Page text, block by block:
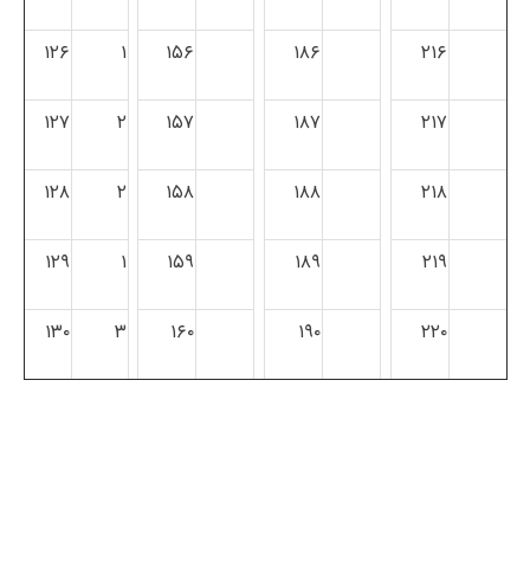
۲۱۶ ۱۸۶ ۱۵۶ ۱ ۱۲۶
۲۱۷ ۱۸۷ ۱۵۷ ۲ ۱۲۷
۲۱۸ ۱۸۸ ۱۵۸ ۲ ۱۲۸
۲۱۹ ۱۸۹ ۱۵۹ ۱ ۱۲۹
۲۲۰ ۱۹۰ ۱۶۰ ۳ ۱۳۰